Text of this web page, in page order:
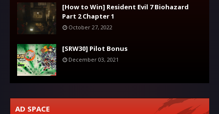
[How to Win] Resident Evil 7 Biohazard
Part 2 Chapter 1
October 27, 2022
[SRW30] Pilot Bonus
December 03, 2021
AD SPACE